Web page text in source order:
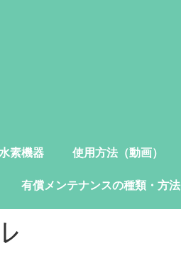
素機器 使用方法（動画）
有償メンテナンスの種類・方法